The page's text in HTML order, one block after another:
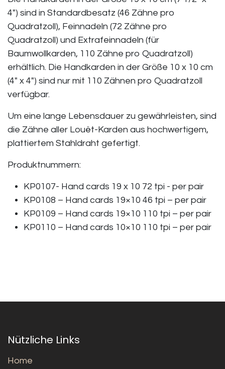
4″) sind in Standardbesatz (46 Zähne pro
Quadratzoll), Feinnadeln (72 Zähne pro
Quadratzoll) und Extrafeinnadeln (für
Baumwollkarden, 110 Zähne pro Quadratzoll)
erhältlich. Die Handkarden in der Größe 10 x 10 cm
(4″ x 4″) sind nur mit 110 Zähnen pro Quadratzoll
verfügbar.
Um eine lange Lebensdauer zu gewährleisten, sind
die Zähne aller Louët-Karden aus hochwertigem,
plattiertem Stahldraht gefertigt.
Produktnummern:
KP0107- Hand cards 19 x 10 72 tpi - per pair
KP0108 – Hand cards 19×10 46 tpi – per pair
KP0109 – Hand cards 19×10 110 tpi – per pair
KP0110 – Hand cards 10×10 110 tpi – per pair
Nützliche Links
Home